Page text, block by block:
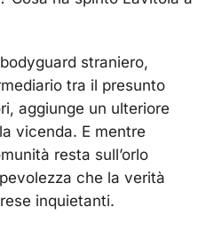
straniero,
tra il presunto
aggiunge un ulteriore
vicenda. E mentre
resta sull’orlo
che la verità
inquietanti.